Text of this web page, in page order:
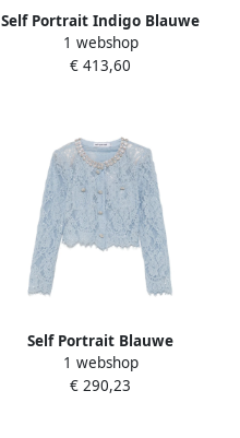
Self Portrait Indigo Blauwe
Klassieke Vijf-Pocket Jeans
Blue Dames
1 webshop
€ 413,60
Self Portrait Blauwe
Topwear voor Vrouwen Blue
Dames
1 webshop
€ 290,23